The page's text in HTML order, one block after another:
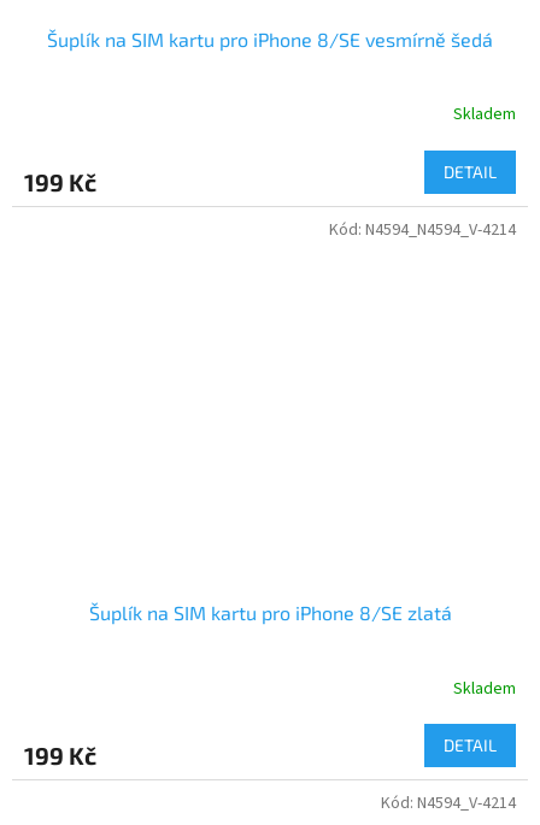
Šuplík na SIM kartu pro iPhone 8/SE vesmírně šedá
Skladem
199 Kč DETAIL
Šuplík na SIM kartu pro iPhone 8/SE zlatá
Skladem
199 Kč DETAIL
Kód: N4594_N4594_V-4214
Kód: N4594_V-4214